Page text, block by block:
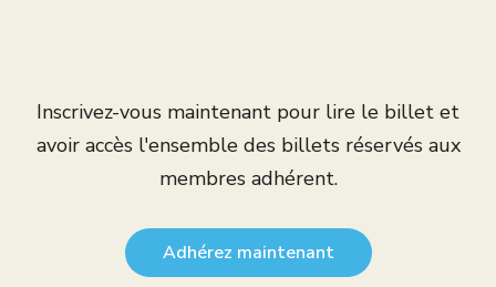
Inscrivez-vous maintenant pour lire le billet et
avoir accès l'ensemble des billets réservés aux
membres adhérent.
Adhérez maintenant